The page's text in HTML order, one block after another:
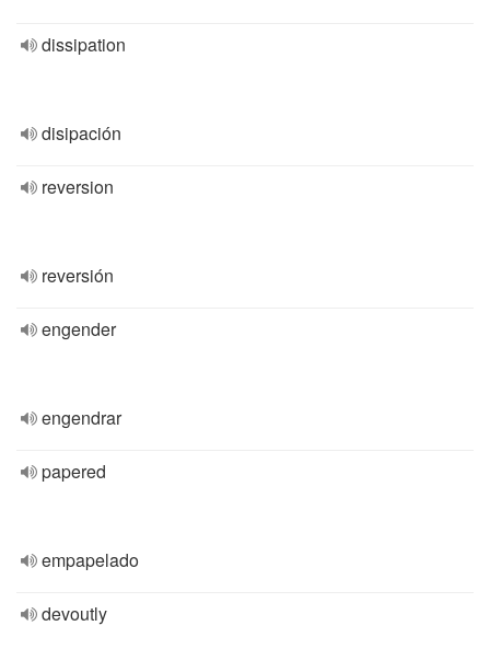
dissipation
disipación
reversion
reversión
engender
engendrar
papered
empapelado
devoutly